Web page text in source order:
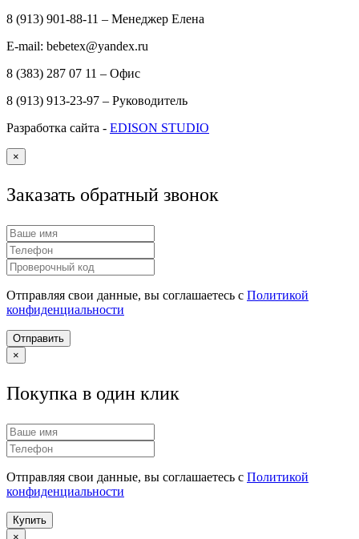
8 (913) 901-88-11 – Менеджер Елена
E-mail: bebetex@yandex.ru
8 (383) 287 07 11 – Офис
8 (913) 913-23-97 – Руководитель
Разработка сайта - EDISON STUDIO
×
Заказать обратный звонок
Отправляя свои данные, вы соглашаетесь с Политикой
конфиденциальности
Отправить
×
Покупка в один клик
Отправляя свои данные, вы соглашаетесь с Политикой
конфиденциальности
Купить